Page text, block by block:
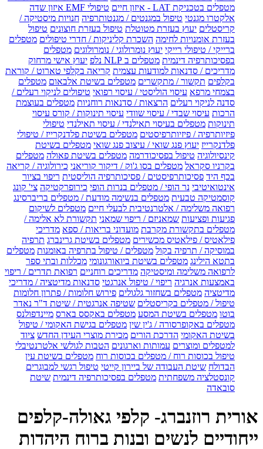
מטפלים בטכניקת LAT - איזון חיים
טיפולי EMF איזון שדה
אלקטרו מגנטי טיפול במגנטים / מגנטותרפיה חנויות מיסטיקה /
קריסטלים יעוץ בעזרת מטוטלת טיפול בעזרת חוצונים טיפול
בעזרת אומנויות לחימה השכרת קליניקות / חדרי טיפולים מטפלים
ברייקי / טיפולי רייקי יעוץ נומרולוגי / נומרולוגים מטפלים
בפסיכותרפיה דינמית מטפלים ב NLP נלפ
יעוץ אישי מרחוק
מדריכים / סדנאות למודעות עצמית קריאה בקלפי טארוט / קוראת
בקלפים תקשור / מתקשרים מטפלים בשיטת אלבאום מטפלים
בצמחי מרפא עיסוי הוליסטי / עיסוי רפואי טיפולים לניקוי רעלים /
סדנה לניקוי רעלים הרצאות / סדנאות רוחניות מטפלים בעוצמת
הרכות עיסוי שבדי / עיסוי שוודי עיסוי תינוקות / קורס עיסוי
תינוקות מטפלים בעיסוי תאילנדי / עיסוי תאילנדי טיפולי
פיזיותרפיה / פיזיותרפיסטים מטפלים בשיטת פלדנקרייז / טיפולי
פלדנקרייז יעוץ פנג שואי / עיצוב פנג שואי מטפלים בשיטת
קינסיולוגיה טיפול בפסיכודרמה מטפלים בשיטת פאולה מטפלים
בקרניו סקראל מטפלים בסו ג'וק / דיקור קוריאני כירולוגיה / קריאה
בכף היד פסיכותרפיסטים / פסיכותרפיה הוליסטית ריפוי בציור
אינטואיטיבי נר הופי / מטפלים בנרות הופי כירופרקטיקה צי' קונג
קוסמטיקה טבעית מטפלים בנשימה מודעת / מטפלים בריברסינג
רפואה משלימה / אלטרנטיבית לבעלי חיים מטפלים לשיקום
פגיעות ופציעות שמאניזם / ריפוי שמאני תקשורת לא אלימה /
מטפלים בתקשורת מקרבת מועדוני בריאות / ספא מדריכי
פילאטיס / פילאטיס מכשירים מטפלים בשיטת גרינברג תרפיה
במוסיקה / תרפיה בקול מטפלים / טיפול בתרפיה באומנות מטפלים
בתטא הילינג מטפלים בשיטת ביואורגונומי מכללות ובתי ספר
לרפואה משלימה ומיסטיקה מדריכים רוחניים רפואת תדרים / ריפוי
באמצעות אנרגיה ריפוי / טיפול אנרגטי סדנאות מדיטציה / מדריכי
מדיטציה מטפלים בשחזור גלגולים פירוש חלומות / פתרון חלומות
טיפול / מטפלים בקריסטלים שטיפה אנרגטית / שיטת ד"ר נאדר
בוטו מטפלים בשיטת המסע מטפלים באקסס בארס מיינדפולנס
מטפלים באקופרסורה / ג'ין שין מטפלים בגישת האקומי / טיפול
בשיטת האקומי הדרכת הורים מכירת מוצרי העידן החדש ציוד
למטפלים ומוצרים עמותות וארגונים הטבות לגולשי אלטרנטיבלי
טיפול בכוסות רוח / מטפלים בכוסות רוח מטפלים בשיטת עין
הבדולח שיטת העבודה של ביירון קייטי טיפול רגשי למבוגרים
קונסטלציה משפחתית מטפלים בפסיכותרפיה דינמית שיטת
סובאדה
אורית רוזנברג- קלפי גאולה-קלפים
ייחודיים לנשים ובנות ברוח היהדות